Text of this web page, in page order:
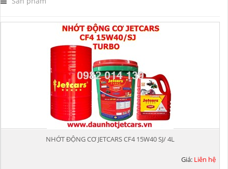
NHỚT ĐỘNG CƠ JETCARS CF4 15W40 SJ/ 4L
Giá: Liên hệ